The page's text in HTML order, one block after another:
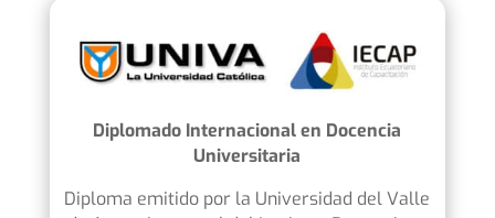
Diplomado Internacional en Docencia
Universitaria
Diploma emitido por la Universidad del Valle